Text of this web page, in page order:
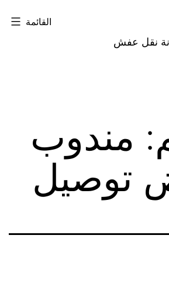
نقل عفش
القائمة
مندوب
توصيل